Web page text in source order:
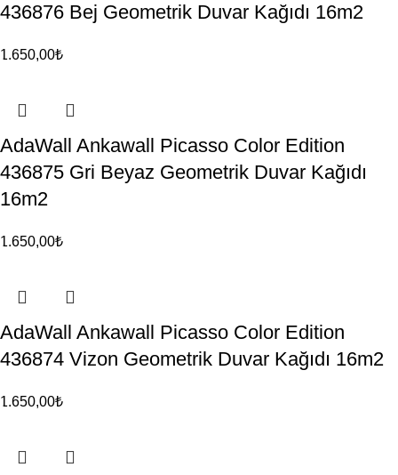
436876 Bej Geometrik Duvar Kağıdı 16m2
1.650,00₺
AdaWall Ankawall Picasso Color Edition
436875 Gri Beyaz Geometrik Duvar Kağıdı
16m2
1.650,00₺
AdaWall Ankawall Picasso Color Edition
436874 Vizon Geometrik Duvar Kağıdı 16m2
1.650,00₺